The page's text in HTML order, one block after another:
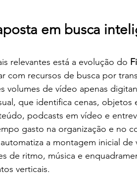
em busca
relevantes está a evolução do
com recursos de busca por
volumes de vídeo apenas
que identifica cenas,
podcasts em vídeo e
gasto na organização e no
a montagem inicial de
de ritmo, música e
verticais.